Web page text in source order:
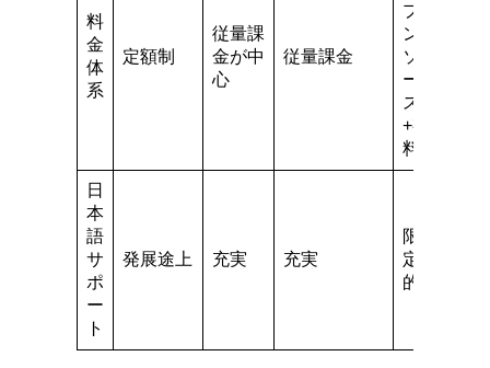
料
金
体
系
定額制
従量課
金が中
心
従量課金
プ
ン
ソ
ー
ス
+有
料
日
本
語
サ
ポ
ー
ト
発展途上 充実 充実
限
定
的